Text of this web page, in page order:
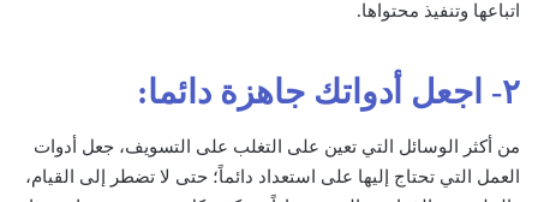
اتباعها وتنفيذ محتواها.
٢- اجعل أدواتك جاهزة دائما:
من أكثر الوسائل التي تعين على التغلب على التسويف، جعل أدوات
العمل التي تحتاج إليها على استعداد دائماً؛ حتى لا تضطر إلى القيام،